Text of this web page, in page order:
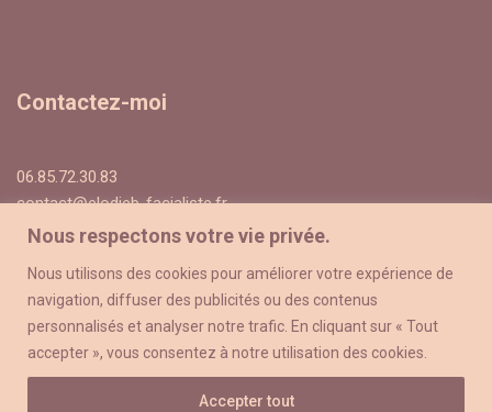
Nous respectons votre vie privée.
Nous utilisons des cookies pour améliorer votre expérience de
navigation, diffuser des publicités ou des contenus
personnalisés et analyser notre trafic. En cliquant sur « Tout
accepter », vous consentez à notre utilisation des cookies.
Accepter tout
Contactez-moi
06.85.72.30.83
contact@elodieb-facialiste.fr
Suivez-moi sur